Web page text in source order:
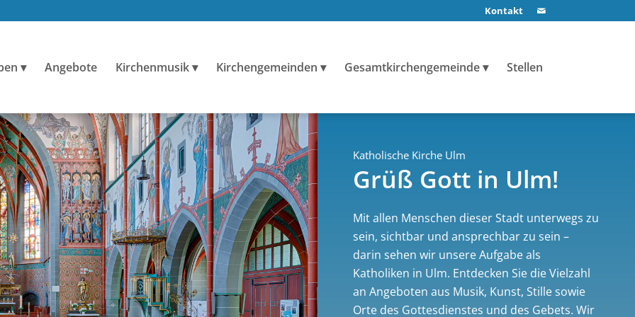
Kontakt
Angebote Kirchenmusik Kirchengemeinden Gesamtkirchengemeinde Stellen
Katholische Kirche Ulm
Grüß Gott in Ulm!
Mit allen Menschen dieser Stadt unterwegs zu
sein, sichtbar und ansprechbar zu sein –
darin sehen wir unsere Aufgabe als
Katholiken in Ulm. Entdecken Sie die Vielzahl
an Angeboten aus Musik, Kunst, Stille sowie
Orte des Gottesdienstes und des Gebets. Wir